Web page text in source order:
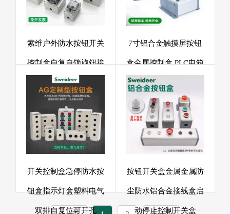
索维户外防水按钮开关
控制盒自复自锁旋钮接
线盒急停启动加厚盒箱
7寸铝合金触摸屏按钮
盒金属控制盒 PLC电箱
防水200宽急停安装定
制
开关控制盒急停防水按
钮盒指示灯盒塑料电气
双排自复位可开孔
按钮开关盒金属金属防
尘防水铝合金接线盒启
动停止控制开关盒